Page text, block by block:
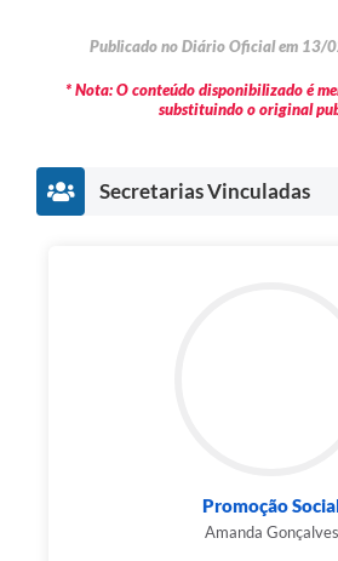
Publicado no Diário Oficial em 13/
* Nota: O conteúdo disponibilizado é
substituindo o original
Secretarias Vinculadas
Promoção
Amanda Gonçalves